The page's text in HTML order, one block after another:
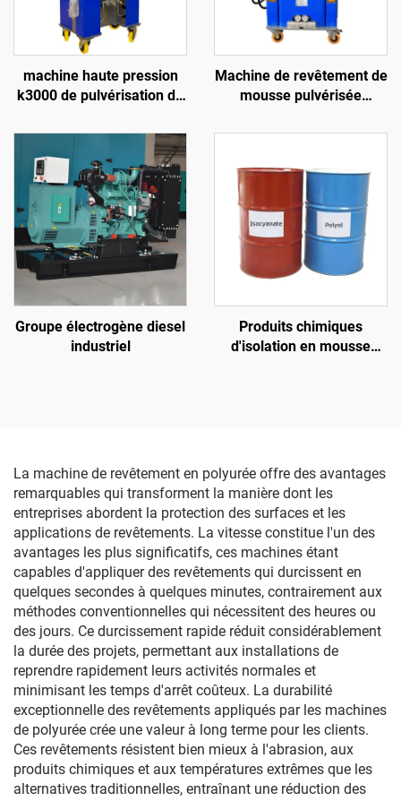
machine haute pression
k3000 de pulvérisation de
isolation des murs et
toiture
Machine de revêtement de
mousse pulvérisée
polyuréthane et polyurée
CE
Groupe électrogène diesel
industriel
Produits chimiques
d'isolation en mousse
La machine de revêtement en polyurée offre des avantages
remarquables qui transforment la manière dont les
entreprises abordent la protection des surfaces et les
applications de revêtements. La vitesse constitue l'un des
avantages les plus significatifs, ces machines étant
capables d'appliquer des revêtements qui durcissent en
quelques secondes à quelques minutes, contrairement aux
méthodes conventionnelles qui nécessitent des heures ou
des jours. Ce durcissement rapide réduit considérablement
la durée des projets, permettant aux installations de
reprendre rapidement leurs activités normales et
minimisant les temps d'arrêt coûteux. La durabilité
exceptionnelle des revêtements appliqués par les machines
de polyurée crée une valeur à long terme pour les clients.
Ces revêtements résistent bien mieux à l'abrasion, aux
produits chimiques et aux températures extrêmes que les
alternatives traditionnelles, entraînant une réduction des